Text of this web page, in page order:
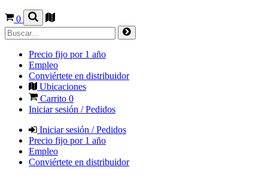
0
Precio fijo por 1 año
Empleo
Conviértete en distribuidor
Ubicaciones
Carrito 0
Iniciar sesión / Pedidos
Iniciar sesión / Pedidos
Precio fijo por 1 año
Empleo
Conviértete en distribuidor